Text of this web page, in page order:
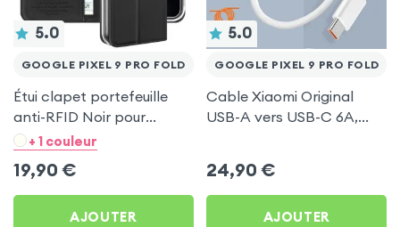
5.0
GOOGLE PIXEL 9 PRO FOLD
Étui clapet portefeuille
anti-RFID Noir pour
Google Pixel 9 Pro Fold
+ 1 couleur
19,90 €
AJOUTER
5.0
GOOGLE PIXEL 9 PRO FOLD
Cable Xiaomi Original
USB-A vers USB-C 6A,
pour Google Pixel 9 Pro
Fold
24,90 €
AJOUTER